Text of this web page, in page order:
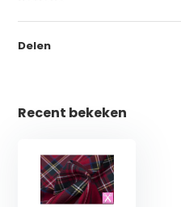
Delen
Recent bekeken